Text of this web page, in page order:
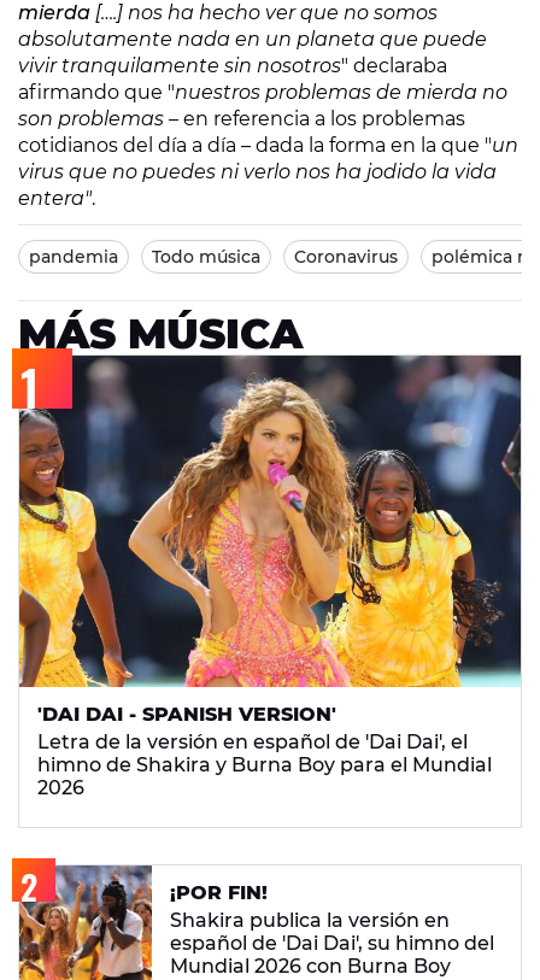
mierda [….] nos ha hecho ver que no somos
absolutamente nada en un planeta que puede
vivir tranquilamente sin nosotros" declaraba
afirmando que "nuestros problemas de mierda no
son problemas – en referencia a los problemas
cotidianos del día a día – dada la forma en la que "un
virus que no puedes ni verlo nos ha jodido la vida
entera".
pandemia Todo música Coronavirus polémica
MÁS MÚSICA
'DAI DAI - SPANISH VERSION'
Letra de la versión en español de 'Dai Dai', el
himno de Shakira y Burna Boy para el Mundial
2026
¡POR FIN!
Shakira publica la versión en
español de 'Dai Dai', su himno del
Mundial 2026 con Burna Boy